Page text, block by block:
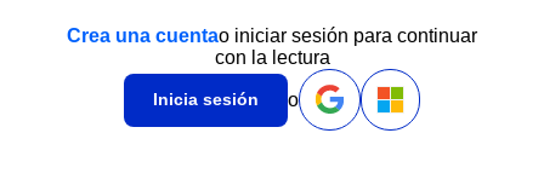
Crea una cuentao iniciar sesión para continuar
con la lectura
Inicia sesión o